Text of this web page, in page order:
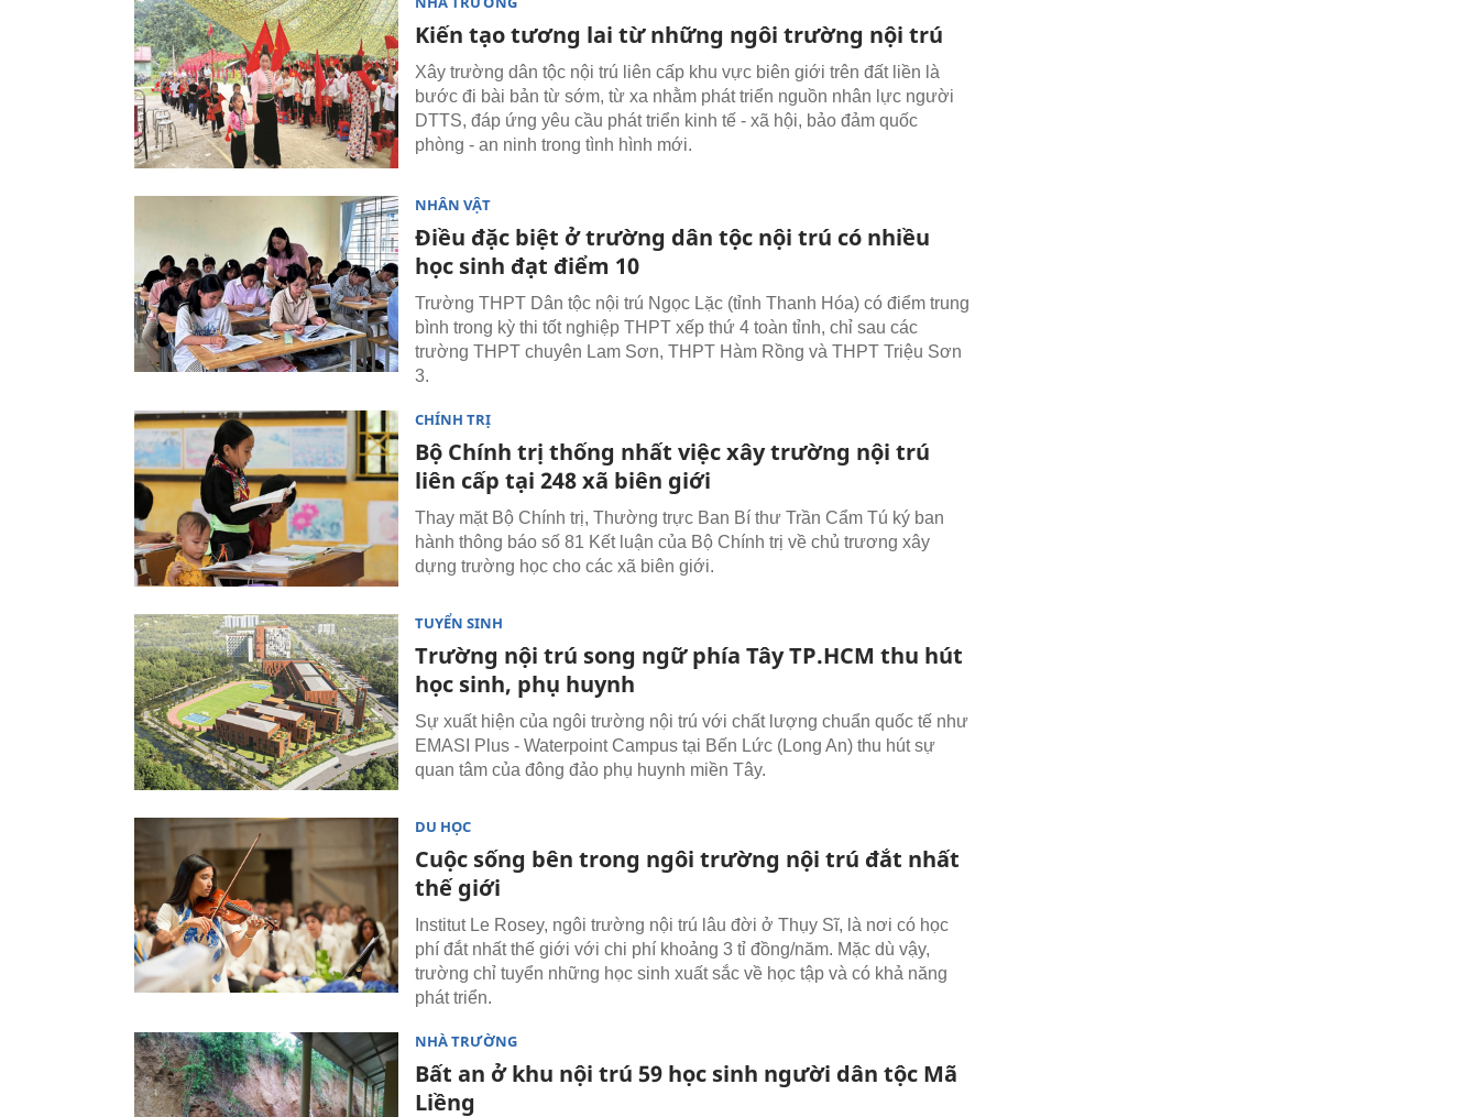
Kiến tạo tương lai từ những ngôi trường nội trú
Xây trường dân tộc nội trú liên cấp khu vực biên giới trên đất liền là
bước đi bài bản từ sớm, từ xa nhằm phát triển nguồn nhân lực người
DTTS, đáp ứng yêu cầu phát triển kinh tế - xã hội, bảo đảm quốc
phòng - an ninh trong tình hình mới.
NHÂN VẬT
Điều đặc biệt ở trường dân tộc nội trú có nhiều
học sinh đạt điểm 10
Trường THPT Dân tộc nội trú Ngọc Lặc (tỉnh Thanh Hóa) có điểm trung
bình trong kỳ thi tốt nghiệp THPT xếp thứ 4 toàn tỉnh, chỉ sau các
trường THPT chuyên Lam Sơn, THPT Hàm Rồng và THPT Triệu Sơn
3.
CHÍNH TRỊ
Bộ Chính trị thống nhất việc xây trường nội trú
liên cấp tại 248 xã biên giới
Thay mặt Bộ Chính trị, Thường trực Ban Bí thư Trần Cẩm Tú ký ban
hành thông báo số 81 Kết luận của Bộ Chính trị về chủ trương xây
dựng trường học cho các xã biên giới.
TUYỂN SINH
Trường nội trú song ngữ phía Tây TP.HCM thu hút
học sinh, phụ huynh
Sự xuất hiện của ngôi trường nội trú với chất lượng chuẩn quốc tế như
EMASI Plus - Waterpoint Campus tại Bến Lức (Long An) thu hút sự
quan tâm của đông đảo phụ huynh miền Tây.
DU HỌC
Cuộc sống bên trong ngôi trường nội trú đắt nhất
thế giới
Institut Le Rosey, ngôi trường nội trú lâu đời ở Thụy Sĩ, là nơi có học
phí đắt nhất thế giới với chi phí khoảng 3 tỉ đồng/năm. Mặc dù vậy,
trường chỉ tuyển những học sinh xuất sắc về học tập và có khả năng
phát triển.
NHÀ TRƯỜNG
Bất an ở khu nội trú 59 học sinh người dân tộc Mã
Liềng